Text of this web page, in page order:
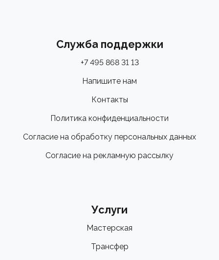
Служба поддержки
+7 495 868 31 13
Напишите нам
Контакты
Политика конфиденциальности
Согласие на обработку персональных данных
Согласие на рекламную рассылку
Услуги
Мастерская
Трансфер